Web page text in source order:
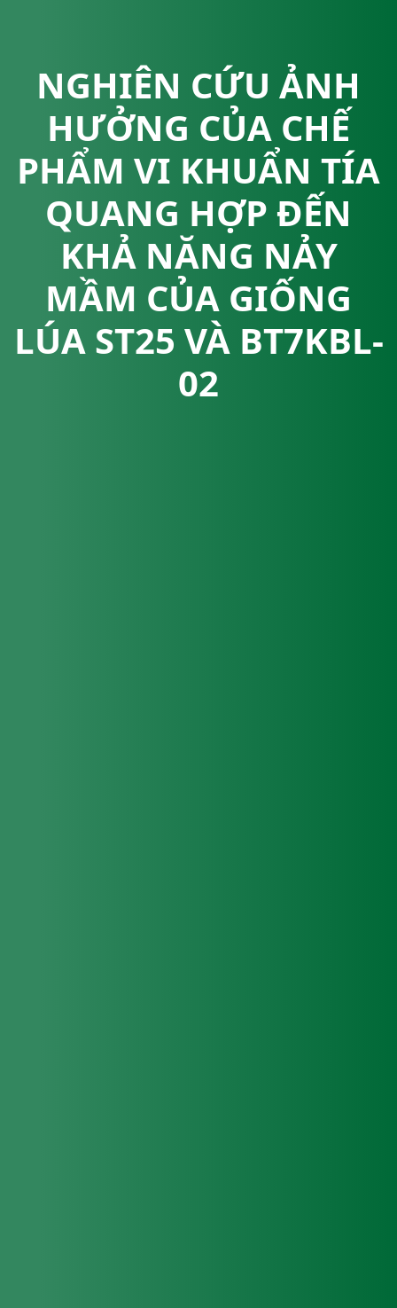
NGHIÊN CỨU ẢNH
HƯỞNG CỦA CHẾ
PHẨM VI KHUẨN TÍA
QUANG HỢP ĐẾN
KHẢ NĂNG NẢY
MẦM CỦA GIỐNG
LÚA ST25 VÀ BT7KBL-
02